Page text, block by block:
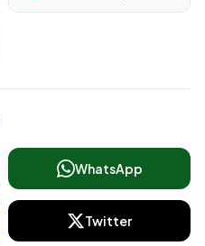
WhatsApp
Twitter